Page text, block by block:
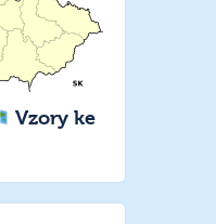
Vzory ke